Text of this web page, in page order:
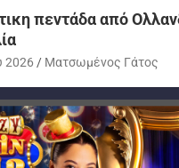
πεντάδα από
2026 Ματσωμένος Γάτος